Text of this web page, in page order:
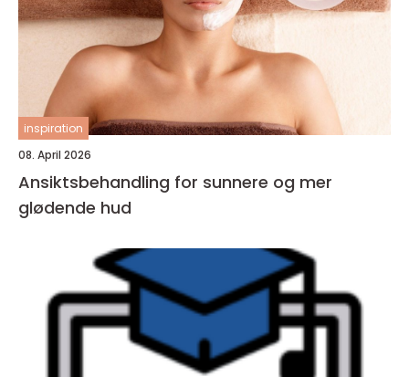
inspiration
08. April 2026
Ansiktsbehandling for sunnere og mer
glødende hud